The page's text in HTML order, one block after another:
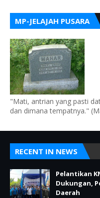
MP-JELAJAH PUSARA
"Mati, antrian yang pasti
dan dimana tempatnya."
RECENT IN NEWS
Pelantikan
Dukungan,
Daerah